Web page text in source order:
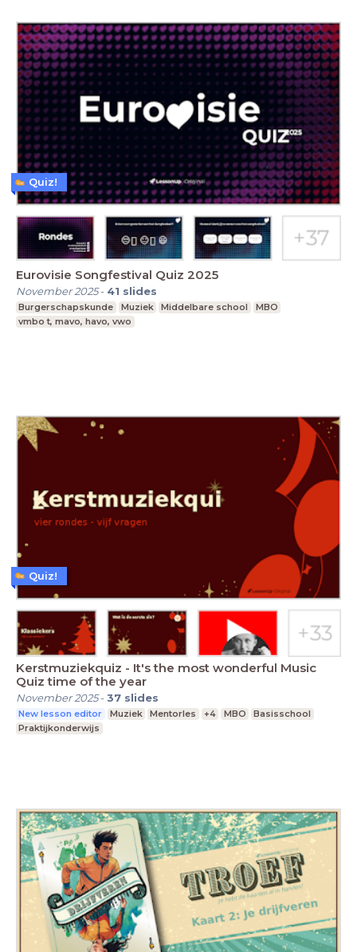
Eurovisie Songfestival Quiz 2025
November 2025- 41 slides
Burgerschapskunde Muziek Middelbare school
MBO
vmbo t, mavo, havo, vwo
Quiz!
Kerstmuziekquiz - It's the most wonderful Music
Quiz time of the year
November 2025-37 slides
New lesson editor Muziek Mentorles +4 MBO
Basisschool
Praktijkonderwijs
Quiz!